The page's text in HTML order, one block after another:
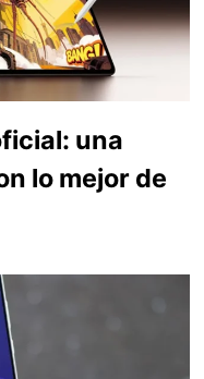
una
lo mejor de